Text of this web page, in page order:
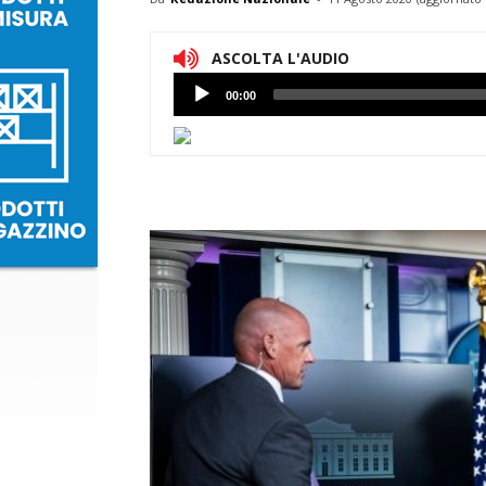
ASCOLTA L'AUDIO
Lettore
Audio
00:00